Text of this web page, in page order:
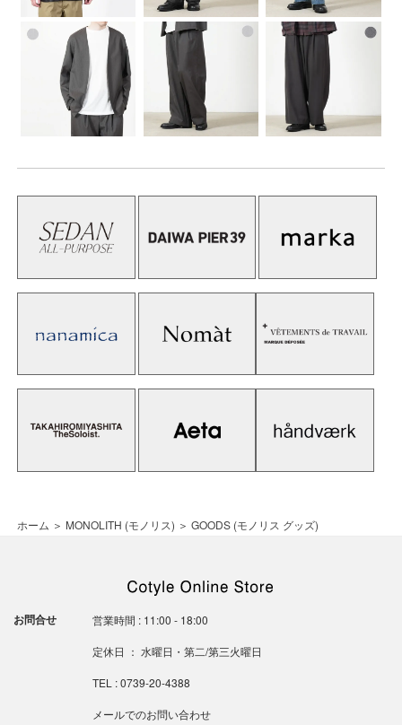
ホーム ＞ MONOLITH (モノリス) ＞ GOODS (モノリス グッズ)
お問合せ 営業時間 : 11:00 - 18:00
定休日 ： 水曜日・第二/第三火曜日
TEL : 0739-20-4388
メールでのお問い合わせ